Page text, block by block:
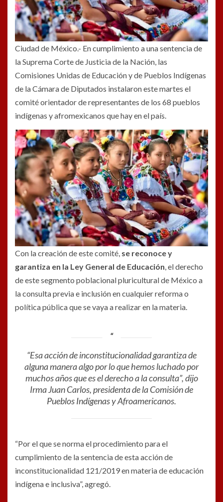
Ciudad de México.- En cumplimiento a una sentencia de
la Suprema Corte de Justicia de la Nación, las
Comisiones Unidas de Educación y de Pueblos Indígenas
de la Cámara de Diputados instalaron este martes el
comité orientador de representantes de los 68 pueblos
indígenas y afromexicanos que hay en el país.
Con la creación de este comité, se reconoce y
garantiza en la Ley General de Educación , el derecho
de este segmento poblacional pluricultural de México a
la consulta previa e inclusión en cualquier reforma o
política pública que se vaya a realizar en la materia.
“Esa acción de inconstitucionalidad garantiza de
alguna manera algo por lo que hemos luchado por
muchos años que es el derecho a la consulta”, dijo
Irma Juan Carlos, presidenta de la Comisión de
Pueblos Indígenas y Afroamericanos.
“Por el que se norma el procedimiento para el
cumplimiento de la sentencia de esta acción de
inconstitucionalidad 121/2019 en materia de educación
indígena e inclusiva”, agregó.